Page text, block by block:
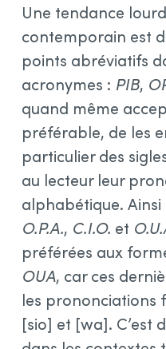
Une tendance
contemporain est
points abréviatifs
acronymes : PIB,
quand même
préférable, de les
particulier des
au lecteur leur
alphabétique.
O.P.A., C.I.O. et
préférées aux
OUA, car ces
les prononciations
[sio] et [wa]. C’est